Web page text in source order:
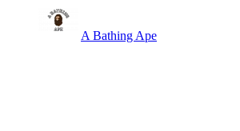
A Bathing Ape